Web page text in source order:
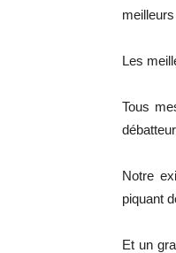
Les
Tous
Notre
piquant
Et un